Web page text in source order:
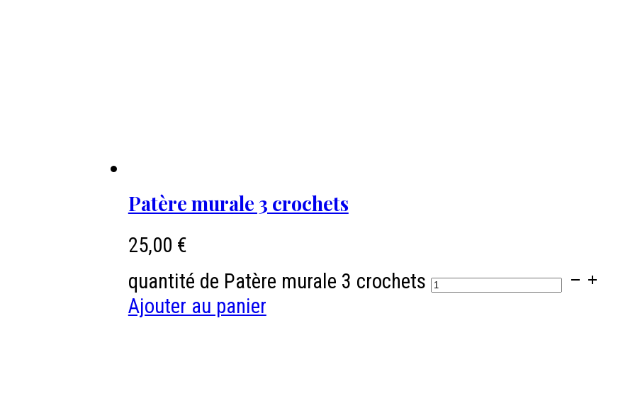
Patère murale 3 crochets
25,00 €
quantité de Patère murale 3 crochets
Ajouter au panier